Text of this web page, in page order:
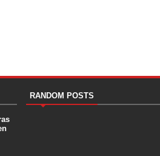
RANDOM POSTS